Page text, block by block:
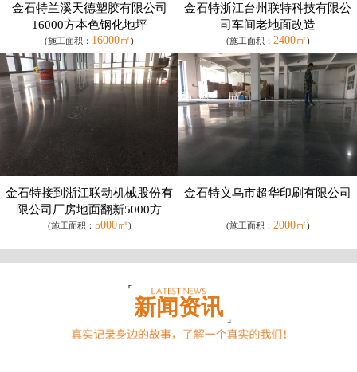
金石特兰溪天德塑胶有限公司
16000方本色钢化地坪
(施工面积： 16000㎡)
金石特浙江台州联特科技有限公
司车间老地面改造
(施工面积： 2400㎡)
金石特接到浙江联动机械股份有
限公司厂房地面翻新5000方
(施工面积： 5000㎡)
金石特义乌市超华印刷有限公司
(施工面积： 2000㎡)
新闻资讯